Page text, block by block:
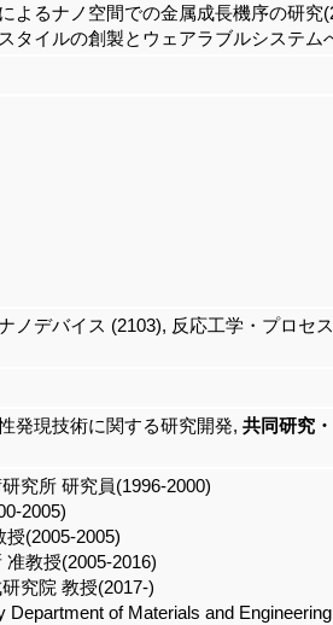
よるナノ空間での金属成長機序の研究
タイルの創製とウェアラブルシステム
ノデバイス (2103), 反応工学・プロセ
発現技術に関する研究開発, 共同研究
究所 研究員(1996-2000)
2005)
(2005-2005)
教授(2005-2016)
究院 教授(2017-)
Department of Materials and